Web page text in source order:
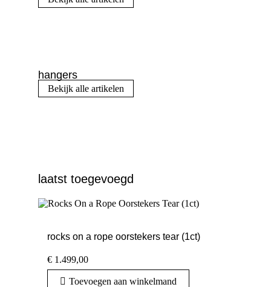
hangers
Bekijk alle artikelen
laatst toegevoegd
rocks on a rope oorstekers tear (1ct)
€ 1.499,00
Toevoegen aan winkelmand